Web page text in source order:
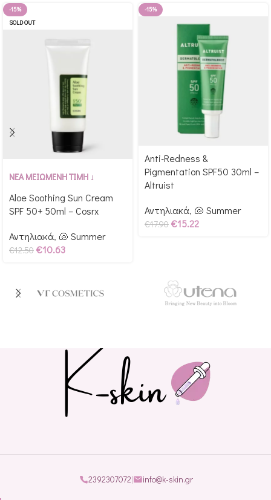
-15%
SOLD OUT
Αγόρασε & κέρδισε 125
ΝΕΑ ΜΕΙΩΜΕΝΗ ΤΙΜΗ ↓
Aloe Soothing Sun Cream
SPF 50+ 50ml – Cosrx
Αντηλιακά, 🐚 Summer
€12.50 €10.63
-15%
Αγόρασε & κέρδισε 179
Glow Points!
Anti-Redness &
Pigmentation SPF50 30ml –
Altruist
Αντηλιακά, 🐚 Summer
€17.90 €15.22
2392307072| info@k-skin.gr